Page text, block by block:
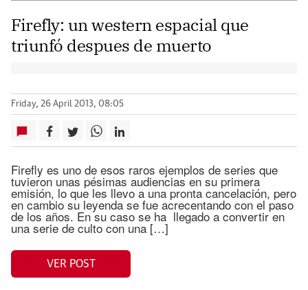
Firefly: un western espacial que
triunfó despues de muerto
Friday, 26 April 2013, 08:05
Firefly es uno de esos raros ejemplos de series que
tuvieron unas pésimas audiencias en su primera
emisión, lo que les llevo a una pronta cancelación, pero
en cambio su leyenda se fue acrecentando con el paso
de los años. En su caso se ha llegado a convertir en
una serie de culto con una […]
VER POST